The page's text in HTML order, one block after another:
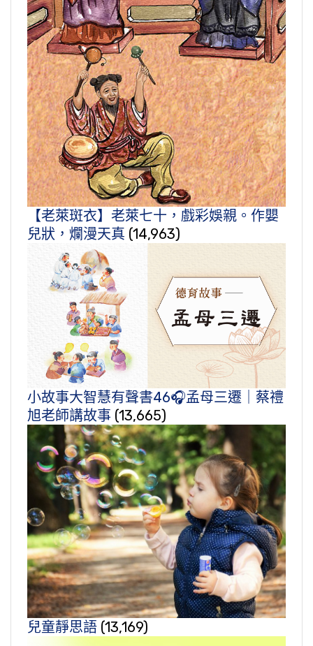
【老萊斑衣】老萊七十，戲彩娛親。作嬰
兒狀，爛漫天真 (14,963)
小故事大智慧有聲書46🎧孟母三遷｜蔡禮
旭老師講故事 (13,665)
兒童靜思語 (13,169)